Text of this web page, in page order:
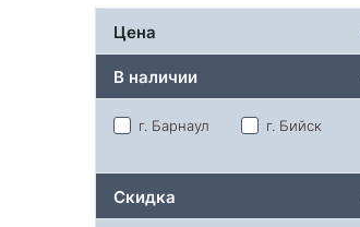
Цена
В наличии
г. Барнаул г. Бийск
Скидка